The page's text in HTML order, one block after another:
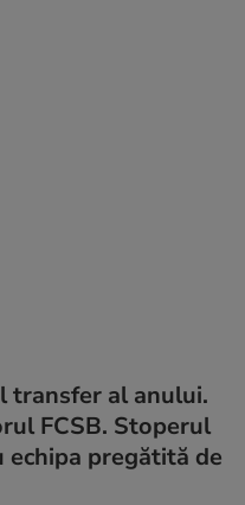
transfer al anului.
FCSB. Stoperul
echipa pregătită de